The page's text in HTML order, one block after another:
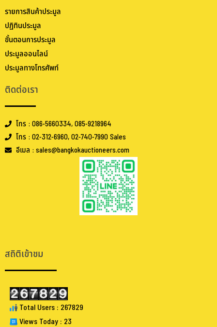
รายการสินค้าประมูล
ปฏิทินประมูล
ขั้นตอนการประมูล
ประมูลออนไลน์
ประมูลทางโทรศัพท์
ติดต่อเรา
โทร : 086-5660334, 085-9218964
โทร : 02-312-6960, 02-740-7990 Sales
อีเมล : sales@bangkokauctioneers.com
สถิติเข้าชม
Total Users : 267829
Views Today : 23